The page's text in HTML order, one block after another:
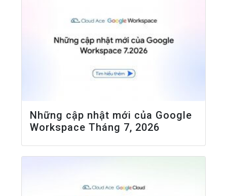
Những cập nhật mới của Google
Workspace Tháng 7, 2026